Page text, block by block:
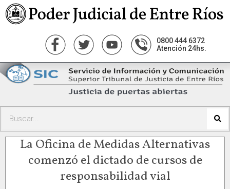
0800 444 6372
Atención 24hs.
La Oficina de Medidas Alternativas
comenzó el dictado de cursos de
responsabilidad vial